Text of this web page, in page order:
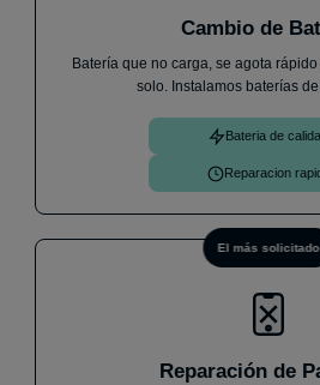
★ ★
He llevado mi móvil un Samsung
y en menos de 1h me lo has
funciona perfectamente. Sin
algo, volveré.
Cambio de
Batería que no carga, se agota
solo. Instalamos baterías
Bateria de
Reparacion
El más solicitado
Reparación de